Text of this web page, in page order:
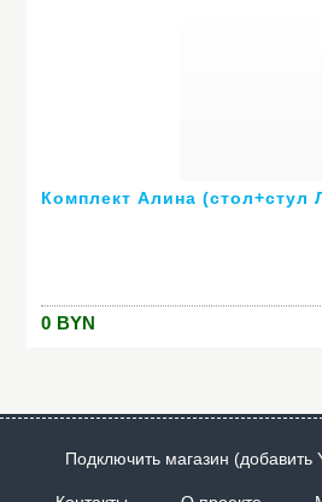
Комплект Алина (стол+стул
0 BYN
Подключить магазин (добавить